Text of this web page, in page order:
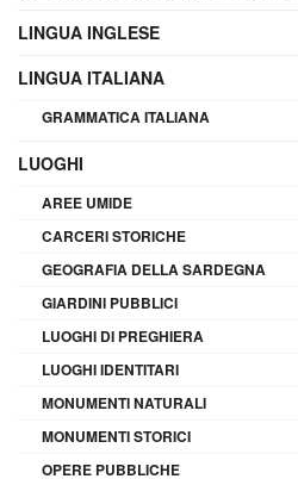
LINGUA INGLESE
LINGUA ITALIANA
GRAMMATICA ITALIANA
LUOGHI
AREE UMIDE
CARCERI STORICHE
GEOGRAFIA DELLA SARDEGNA
GIARDINI PUBBLICI
LUOGHI DI PREGHIERA
LUOGHI IDENTITARI
MONUMENTI NATURALI
MONUMENTI STORICI
OPERE PUBBLICHE